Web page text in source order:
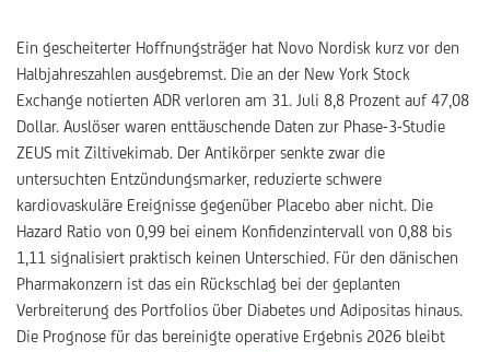
Ein gescheiterter Hoffnungsträger hat Novo Nordisk kurz vor den
Halbjahreszahlen ausgebremst. Die an der New York Stock
Exchange notierten ADR verloren am 31. Juli 8,8 Prozent auf 47,08
Dollar. Auslöser waren enttäuschende Daten zur Phase-3-Studie
ZEUS mit Ziltivekimab. Der Antikörper senkte zwar die
untersuchten Entzündungsmarker, reduzierte schwere
kardiovaskuläre Ereignisse gegenüber Placebo aber nicht. Die
Hazard Ratio von 0,99 bei einem Konfidenzintervall von 0,88 bis
1,11 signalisiert praktisch keinen Unterschied. Für den dänischen
Pharmakonzern ist das ein Rückschlag bei der geplanten
Verbreiterung des Portfolios über Diabetes und Adipositas hinaus.
Die Prognose für das bereinigte operative Ergebnis 2026 bleibt